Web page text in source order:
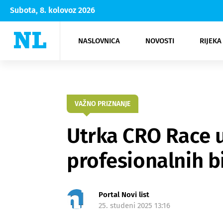
Subota, 8. kolovoz 2026
NASLOVNICA NOVOSTI
Rijeka Opatija
NK
Moda
Kultura
VAŽNO PRIZNANJE
Utrka CRO
profesionalnih
Portal Novi list
25. studeni 2025 13:16